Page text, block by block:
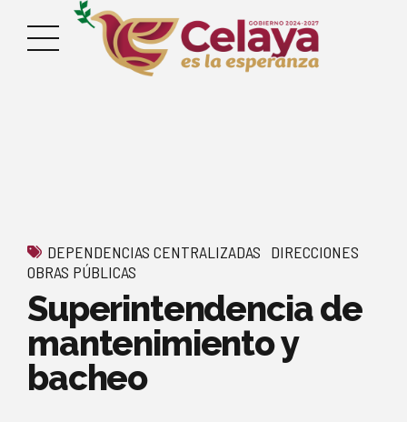
DEPENDENCIAS CENTRALIZADAS DIRECCIONES
OBRAS PÚBLICAS
Superintendencia de
mantenimiento y
bacheo